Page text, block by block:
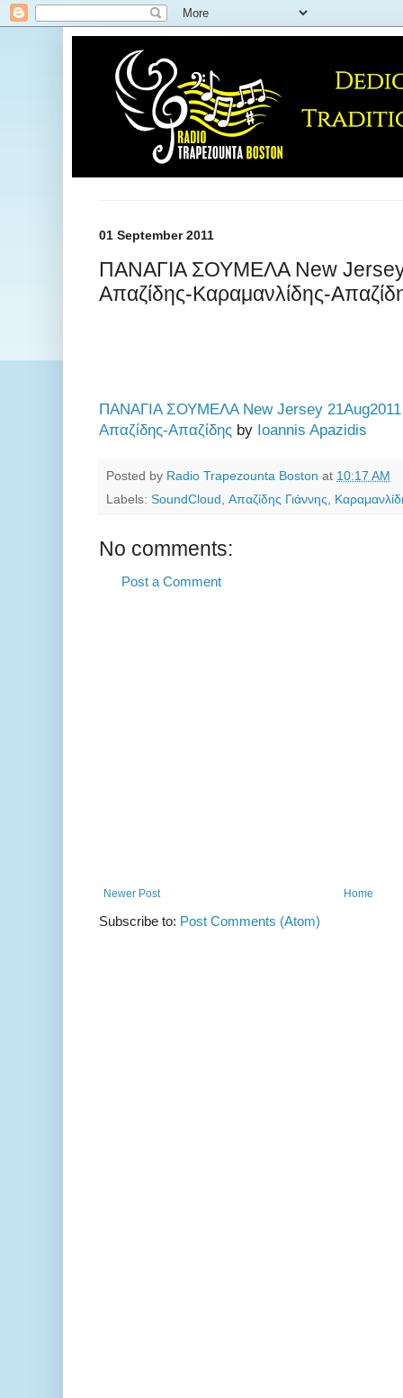
01 September 2011
ΠΑΝΑΓΙΑ ΣΟΥΜΕΛΑ New
Απαζίδης-Καραμανλίδης-
ΠΑΝΑΓΙΑ ΣΟΥΜΕΛΑ New Jersey 21Aug2011
Απαζίδης-Απαζίδης by Ioannis Apazidis
Posted by Radio Trapezounta Boston at 10:17 AM
Labels: SoundCloud , Απαζίδης Γιάννης,
No comments:
Post a Comment
Newer Post Home
Subscribe to: Post Comments (Atom)